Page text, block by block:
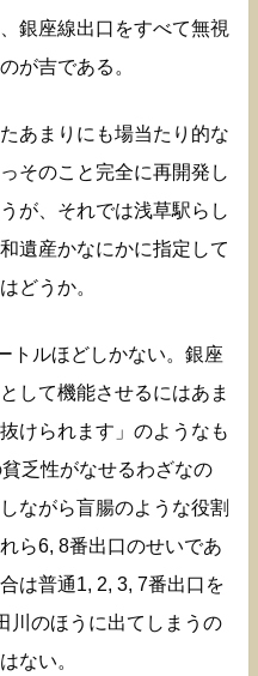
銀座線出口をすべて無視
が吉である。
あまりにも場当たり的な
そのこと完全に再開発し
が、それでは浅草駅らし
遺産かなにかに指定して
どうか。
トルほどしかない。銀座
して機能させるにはあま
けられます」のようなも
乏性がなせるわざなの
ながら盲腸のような役割
ら6, 8番出口のせいであ
は普通1, 2, 3, 7番出口を
川のほうに出てしまうの
ない。